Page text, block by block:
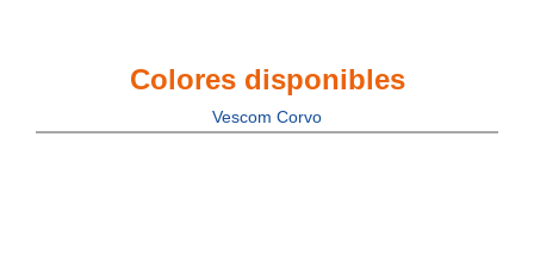
Colores disponibles
Vescom Corvo